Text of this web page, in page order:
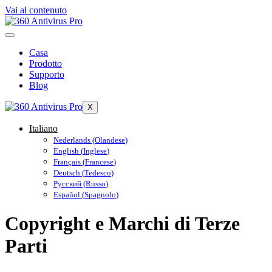
Vai al contenuto
Casa
Prodotto
Supporto
Blog
X
Italiano
Nederlands (Olandese)
English (Inglese)
Français (Francese)
Deutsch (Tedesco)
Русский (Russo)
Español (Spagnolo)
Copyright e Marchi di Terze
Parti